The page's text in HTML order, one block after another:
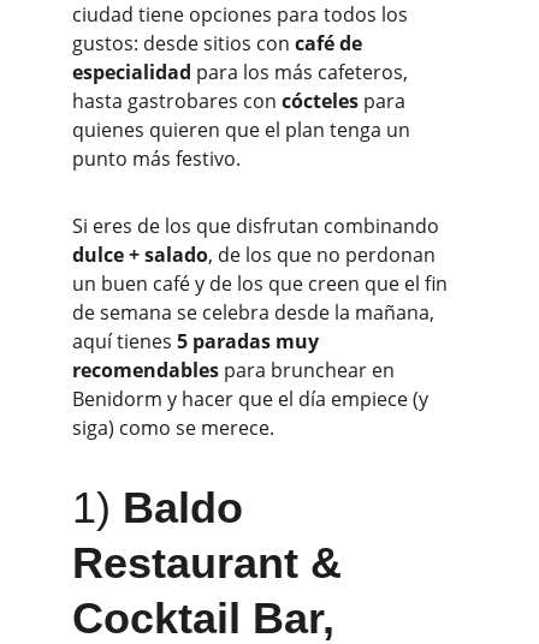
ciudad tiene opciones para todos los
gustos: desde sitios con café de
especialidad para los más cafeteros,
hasta gastrobares con cócteles para
quienes quieren que el plan tenga un
punto más festivo.
Si eres de los que disfrutan combinando
dulce + salado, de los que no perdonan
un buen café y de los que creen que el fin
de semana se celebra desde la mañana,
aquí tienes 5 paradas muy
recomendables para brunchear en
Benidorm y hacer que el día empiece (y
siga) como se merece.
1) Baldo
Restaurant &
Cocktail Bar,